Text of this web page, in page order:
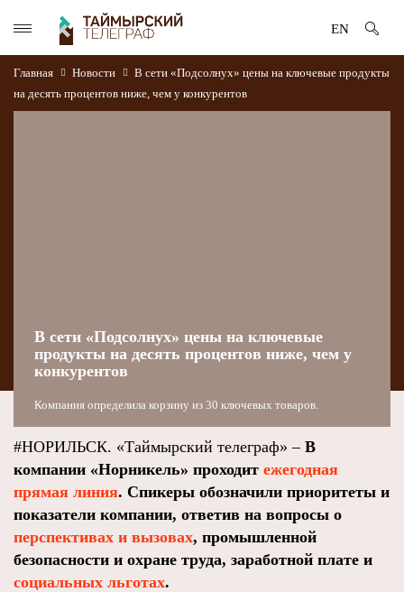
EN
Главная Новости
В сети «Подсолнух» цены на ключевые продукты
на десять процентов ниже, чем у конкурентов
В сети «Подсолнух» цены на ключевые
продукты на десять процентов ниже, чем у
конкурентов
Компания определила корзину из 30 ключевых товаров.
#НОРИЛЬСК. «Таймырский телеграф» – В
компании «Норникель» проходит ежегодная
прямая линия. Спикеры обозначили приоритеты и
показатели компании, ответив на вопросы о
перспективах и вызовах, промышленной
безопасности и охране труда, заработной плате и
социальных льготах.